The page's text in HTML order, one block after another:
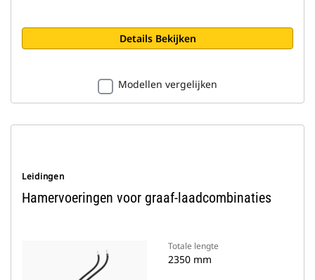
Details Bekijken
Modellen vergelijken
Leidingen
Hamervoeringen voor graaf-laadcombinaties
Totale lengte
2350 mm